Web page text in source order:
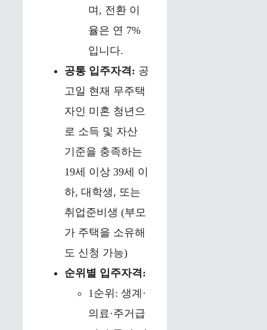
며, 전환 이
율은 연 7%
입니다.
공통 입주자격: 공
고일 현재 무주택
자인 미혼 청년으
로 소득 및 자산
기준을 충족하는
19세 이상 39세 이
하, 대학생, 또는
취업준비생 (부모
가 주택을 소유해
도 신청 가능)
순위별 입주자격:
1순위: 생계·
의료·주거급